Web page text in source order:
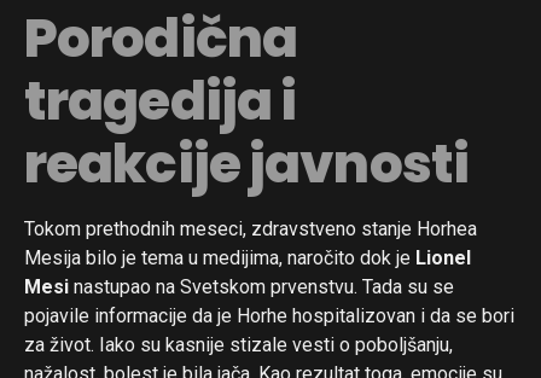
Porodična
tragedija i
reakcije javnosti
Tokom prethodnih meseci, zdravstveno stanje Horhea
Mesija bilo je tema u medijima, naročito dok je Lionel
Mesi nastupao na Svetskom prvenstvu. Tada su se
pojavile informacije da je Horhe hospitalizovan i da se bori
za život. Iako su kasnije stizale vesti o poboljšanju,